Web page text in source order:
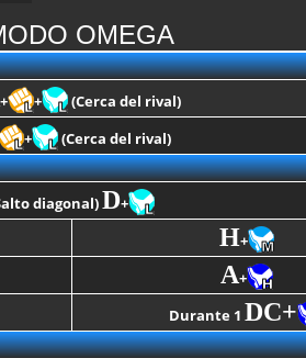
OMEGA
+ +
(Cerca del rival)
+
(Cerca del rival)
diagonal)D+
H+
A+
Durante 1 DC+